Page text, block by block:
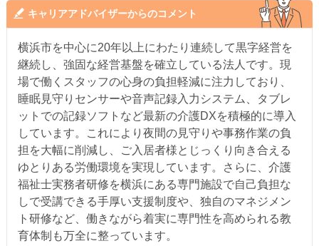
キャリアアドバイザーからのコメント
横浜市を中心に20年以上にわたり連続して黒字経営を
継続し、強固な経営基盤を確立している法人です。現
場で働くスタッフの心身の負担軽減に注力しており、
睡眠見守りセンサーや音声記録入力システム、タブレ
ットでの記録ソフトなど最新の介護DXを積極的に導入
しています。これにより夜間の見守りや事務作業の負
担を大幅に削減し、ご入居者様とじっくり向き合える
ゆとりある労働環境を実現しています。さらに、介護
福祉士実務者研修を横浜にある専門施設で自己負担な
しで受講できる手厚い支援制度や、独自のマネジメン
ト研修など、働きながら着実に専門性を高められる教
育体制も万全に整っています。